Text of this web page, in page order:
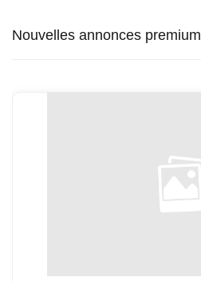
Nouvelles annonces premium